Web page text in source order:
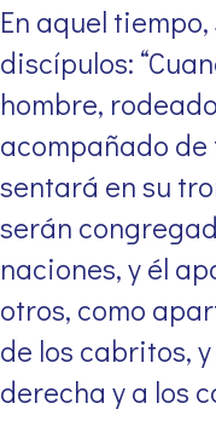
En aquel
discípulos:
hombre,
acompañado de
sentará en su
serán
naciones, y él
otros, como
de los cabritos,
derecha y a los